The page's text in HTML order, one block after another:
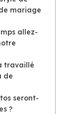
mariage
allez-
travaillé
de
seront-
?